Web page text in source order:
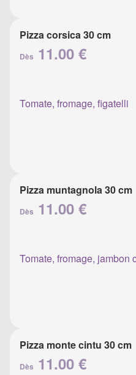
Pizza corsica 30 cm
Dès 11.00 €
Tomate, fromage, figatelli
Pizza muntagnola 30 cm
Dès 11.00 €
Tomate, fromage, jambon
Pizza monte cintu 30 cm
Dès 11.00 €